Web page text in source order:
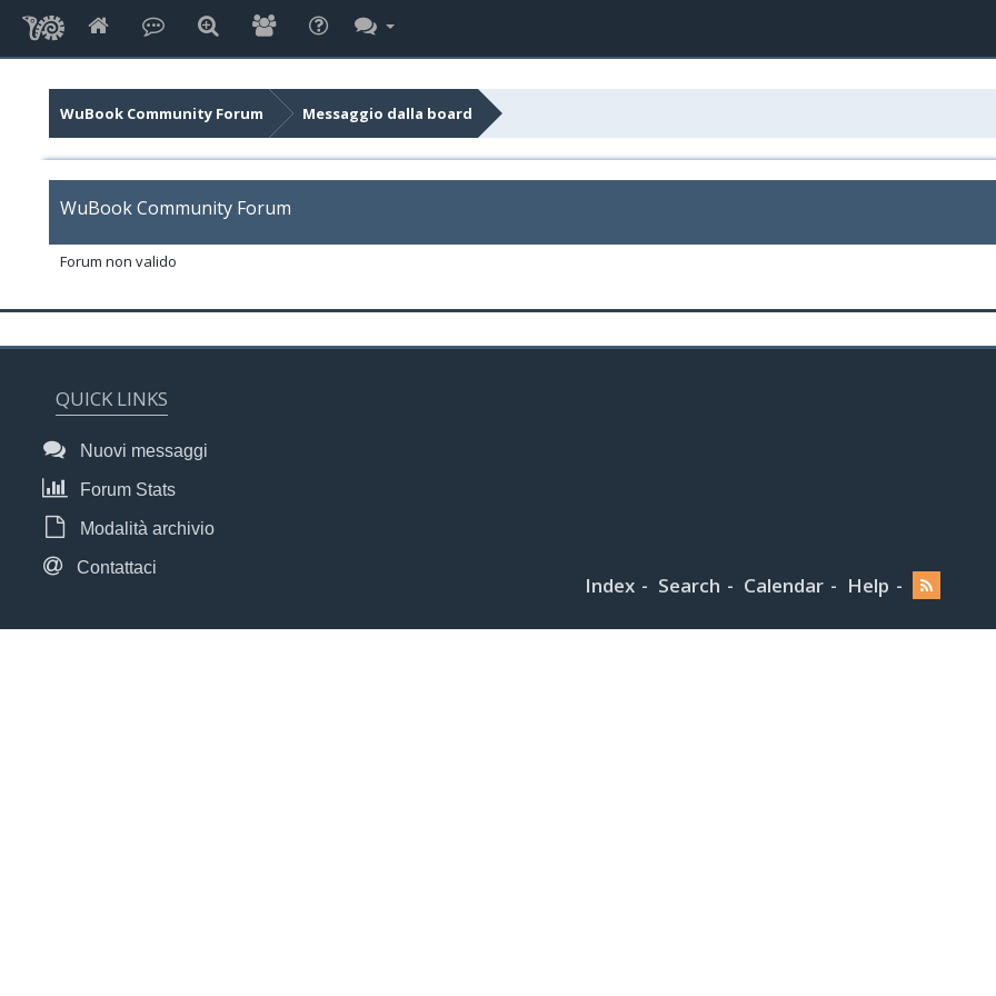
WuBook Community Forum Messaggio dalla board
WuBook Community Forum
Forum non valido
QUICK LINKS
Nuovi messaggi
Forum Stats
Modalità archivio
Contattaci
Index Search Calendar Help